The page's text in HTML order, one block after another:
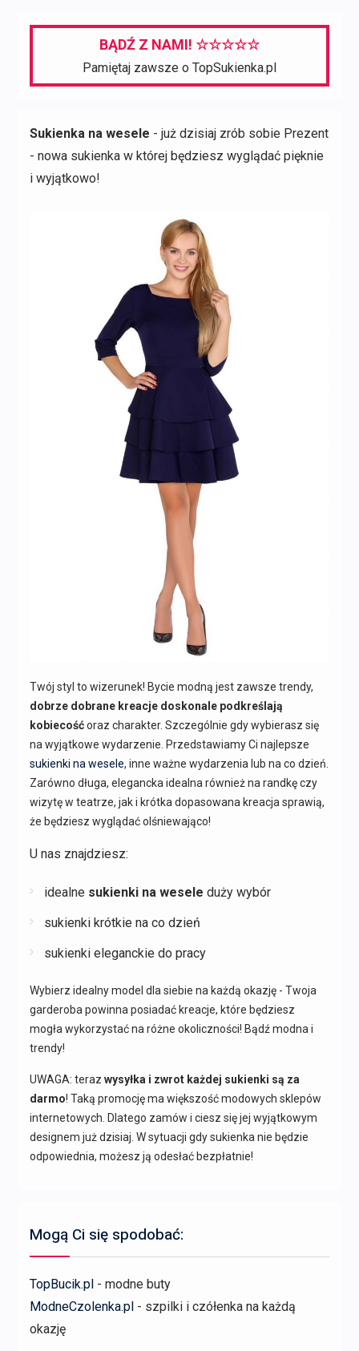
BĄDŹ Z NAMI! ☆☆☆☆☆
Pamiętaj zawsze o TopSukienka.pl
Sukienka na wesele - już dzisiaj zrób sobie Prezent
- nowa sukienka w której będziesz wyglądać pięknie
i wyjątkowo!
Twój styl to wizerunek! Bycie modną jest zawsze trendy,
dobrze dobrane kreacje doskonale podkreślają
kobiecośćoraz charakter. Szczególnie gdy wybierasz się
na wyjątkowe wydarzenie. Przedstawiamy Ci najlepsze
sukienki na wesele, inne ważne wydarzenia lub na co dzień.
Zarówno długa, elegancka idealna również na randkę czy
wizytę w teatrze, jak i krótka dopasowana kreacja sprawią,
że będziesz wyglądać olśniewająco!
U nas znajdziesz:
idealne sukienki na wesele duży wybór
sukienki krótkie na co dzień
sukienki eleganckie do pracy
Wybierz idealny model dla siebie na każdą okazję - Twoja
garderoba powinna posiadać kreacje, które będziesz
mogła wykorzystać na różne okoliczności! Bądź modna i
trendy!
UWAGA: teraz wysyłka i zwrot każdej sukienki są za
darmo! Taką promocję ma większość modowych sklepów
internetowych. Dlatego zamów i ciesz się jej wyjątkowym
designem już dzisiaj. W sytuacji gdy sukienka nie będzie
odpowiednia, możesz ją odesłać bezpłatnie!
Mogą Ci się spodobać:
TopBucik.pl - modne buty
ModneCzolenka.pl - szpilki i czółenka na każdą
okazję